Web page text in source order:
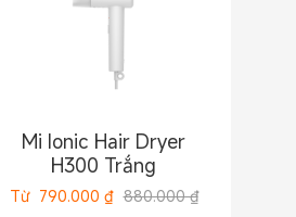
Mi Ionic Hair Dryer
H300 Trắng
Từ 790.000 ₫ 880.000 ₫